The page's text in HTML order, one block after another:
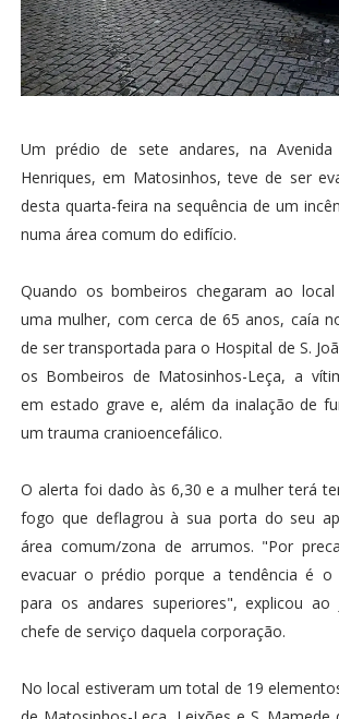
Um prédio de sete andares, na
Henriques, em Matosinhos, teve de ser
desta quarta-feira na sequência de um
numa área comum do edifício.
Quando os bombeiros chegaram ao
uma mulher, com cerca de 65 anos, caía
de ser transportada para o Hospital de S.
os Bombeiros de Matosinhos-Leça, a
em estado grave e, além da inalação de
um trauma cranioencefálico.
O alerta foi dado às 6,30 e a mulher terá
fogo que deflagrou à sua porta do seu
área comum/zona de arrumos. "Por
evacuar o prédio porque a tendência é o
para os andares superiores", explicou ao
chefe de serviço daquela corporação.
No local estiveram um total de 19